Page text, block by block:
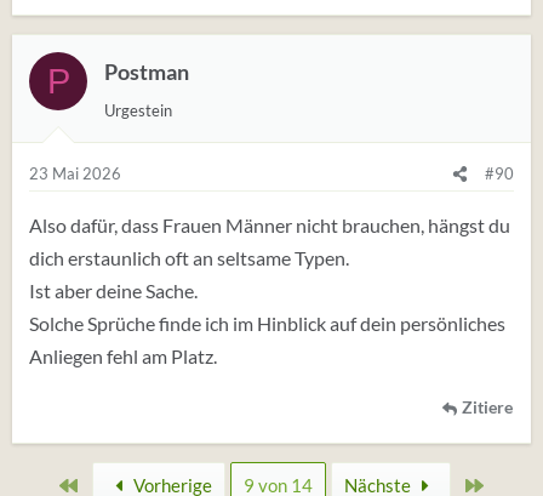
P Postman
Urgestein
23 Mai 2026 #90
Also dafür, dass Frauen Männer nicht brauchen, hängst du
dich erstaunlich oft an seltsame Typen.
Ist aber deine Sache.
Solche Sprüche finde ich im Hinblick auf dein persönliches
Anliegen fehl am Platz.
Zitiere
Erste Vorherige 9 von 14 Nächste